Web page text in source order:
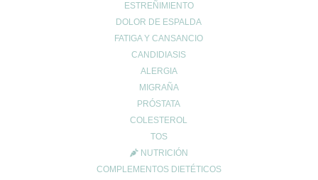
ESTREÑIMIENTO
DOLOR DE ESPALDA
FATIGA Y CANSANCIO
CANDIDIASIS
ALERGIA
MIGRAÑA
PRÓSTATA
COLESTEROL
TOS
NUTRICIÓN
COMPLEMENTOS DIETÉTICOS
gota y la alimentación